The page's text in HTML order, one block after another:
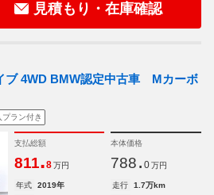
見積もり・在庫確認
ブ 4WD BMW認定中古車 Mカーボ
プラン付き
支払総額
811.8 万円
本体価格
788. 0 万円
年式 2019年 走行
1.7万km